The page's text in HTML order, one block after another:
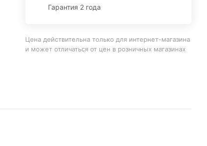
Гарантия 2 года
Цена действительна только для интернет-магазина
и может отличаться от цен в розничных магазинах